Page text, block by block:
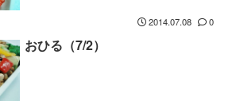
2014.07.08 0
おひる（7/2）